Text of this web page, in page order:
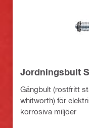
Jordningsbult
Gängbult (rostfritt
whitworth) för
korrosiva miljöer